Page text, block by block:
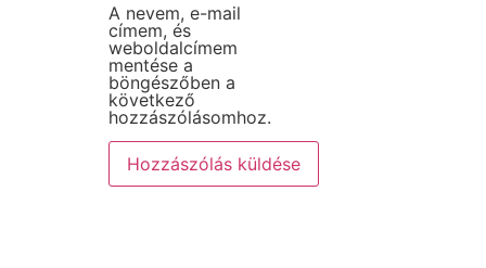
A nevem, e-mail
címem, és
weboldalcímem
mentése a
böngészőben a
következő
hozzászólásomhoz.